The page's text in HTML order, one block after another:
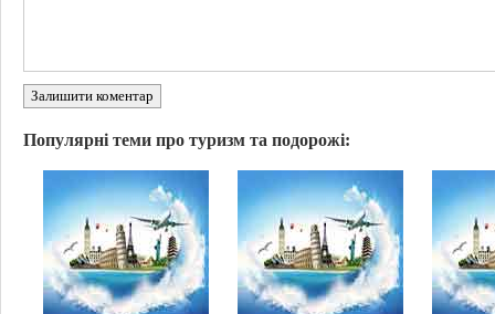
Залишити коментар
Популярні теми про туризм та подорожі: